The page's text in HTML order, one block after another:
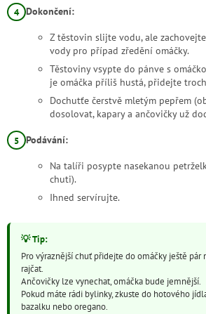
Dokončení:
Z těstovin slijte vodu, ale
vody pro případ zředění omáčky.
Těstoviny vsypte do pánve s
je omáčka příliš hustá, přidejte
Dochutťe čerstvě mletým pepřem
dosolovat, kapary a ančovičky už
Podávání:
Na talíři posypte nasekanou
chuti).
Ihned servírujte.
Pro výraznější chuť přidejte do omáčky ještě pár
rajčat.
Ančovičky lze vynechat, omáčka bude jemnější.
Pokud máte rádi bylinky, zkuste do hotového
bazalku nebo oregano.